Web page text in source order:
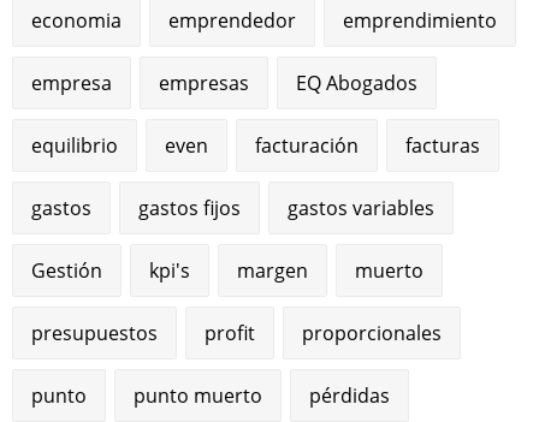
economia emprendedor emprendimiento
empresa empresas EQ Abogados
equilibrio even facturación facturas
gastos gastos fijos gastos variables
Gestión kpi's margen muerto
presupuestos profit proporcionales
punto punto muerto pérdidas